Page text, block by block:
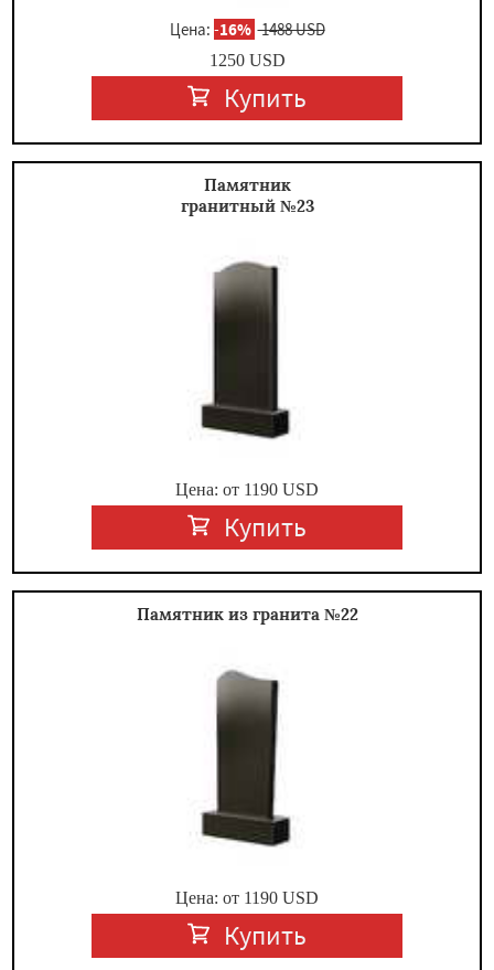
Цена: -16% 1488 USD
1250USD
Купить
Памятник
гранитный №23
Цена: от 1190 USD
Купить
Памятник из гранита №22
Цена: от 1190 USD
Купить